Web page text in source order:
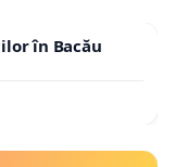
în Bacău